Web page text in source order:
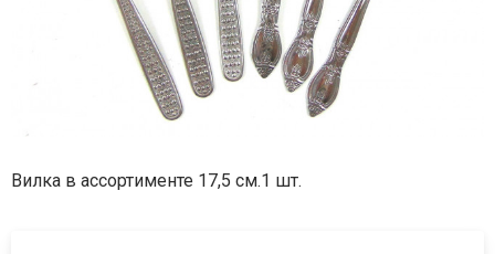
Вилка в ассортименте 17,5 см.1 шт.